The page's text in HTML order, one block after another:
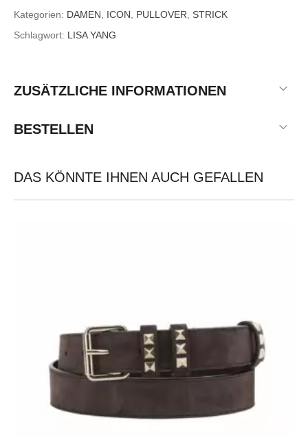
Kategorien: DAMEN ICON PULLOVER
STRICK
Schlagwort: LISA YANG
ZUSÄTZLICHE INFORMATIONEN
BESTELLEN
DAS KÖNNTE IHNEN AUCH GEFALLEN